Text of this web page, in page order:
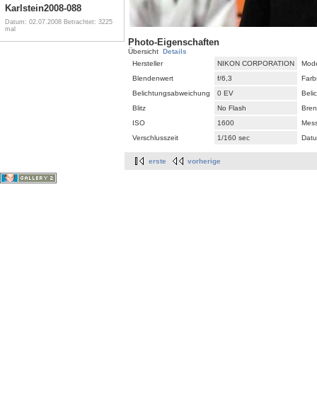
Karlstein2008-088
Datum: 02.07.2008 Betrachtet: 3225
mal
Photo-Eigenschaften
Übersicht Details
Hersteller
NIKON CORPORATION
Blendenwert
f/6,3
Belichtungsabweichung
0 EV
Blitz
No Flash
ISO
1600
Verschlusszeit
1/160 sec
erste vorherige